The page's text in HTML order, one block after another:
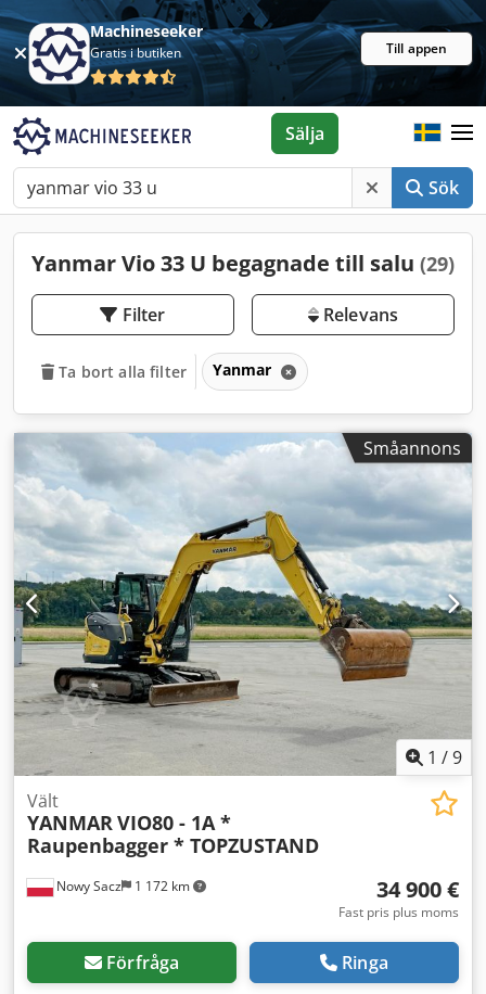
Machineseeker
Gratis i butiken Till appen
Sök
Sälja
Yanmar Vio 33 U begagnade till salu (29)
Filter Relevans
Ta bort alla filter Yanmar
Småannons
1 /9
Nowy Sacz 1 172 km
Vält
YANMARVIO80 - 1A *
Raupenbagger * TOPZUSTAND
34 900 €
Fast pris plus moms
Förfråga Ringa